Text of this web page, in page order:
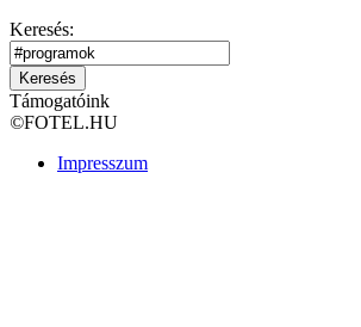
Keresés:
Keresés
Támogatóink
©FOTEL.HU
Impresszum